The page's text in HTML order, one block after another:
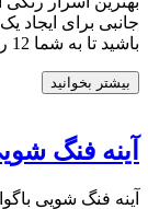
جانبی برای ایجاد
باشید تا به شما 12 راز مهم […]
بیشتر بخوانید
آینه فنگ